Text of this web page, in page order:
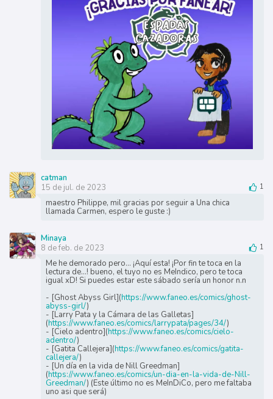
catman
15 de jul. de 2023
1
maestro Philippe, mil gracias por seguir a Una chica
llamada Carmen, espero le guste :)
Minaya
8 de feb. de 2023
1
Me he demorado pero... ¡Aquí esta! ¡Por fin te toca en la
lectura de...! bueno, el tuyo no es MeIndico, pero te toca
igual xD! Si puedes estar este sábado sería un honor n.n
- [Ghost Abyss Girl](https://www.faneo.es/comics/ghost-
abyss-girl/)
- [Larry Pata y la Cámara de las Galletas]
(https://www.faneo.es/comics/larrypata/pages/34/)
- [Cielo adentro](https://www.faneo.es/comics/cielo-
adentro/)
- [Gatita Callejera](https://www.faneo.es/comics/gatita-
callejera/)
- [Un día en la vida de Nill Greedman]
(https://www.faneo.es/comics/un-dia-en-la-vida-de-Nill-
Greedman/) (Este último no es MeInDiCo, pero me faltaba
uno asi que será)